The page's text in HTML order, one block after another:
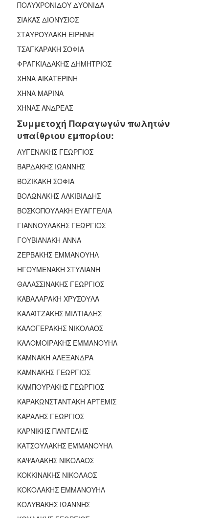
ΠΟΛΥΧΡΟΝΙΔΟΥ ΔΥΟΝΙΔΑ
ΣΙΑΚΑΣ ΔΙΟΝΥΣΙΟΣ
ΣΤΑΥΡΟΥΛΑΚΗ ΕΙΡΗΝΗ
ΤΣΑΓΚΑΡΑΚΗ ΣΟΦΙΑ
ΦΡΑΓΚΙΑΔΑΚΗΣ ΔΗΜΗΤΡΙΟΣ
ΧΗΝΑ ΑΙΚΑΤΕΡΙΝΗ
ΧΗΝΑ ΜΑΡΙΝΑ
ΧΗΝΑΣ ΑΝΔΡΕΑΣ
Συμμετοχή Παραγωγών πωλητών
υπαίθριου εμπορίου:
ΑΥΓΕΝΑΚΗΣ ΓΕΩΡΓΙΟΣ
ΒΑΡΔΑΚΗΣ ΙΩΑΝΝΗΣ
ΒΟΖΙΚΑΚΗ ΣΟΦΙΑ
ΒΟΛΩΝΑΚΗΣ ΑΛΚΙΒΙΑΔΗΣ
ΒΟΣΚΟΠΟΥΛΑΚΗ ΕΥΑΓΓΕΛΙΑ
ΓΙΑΝΝΟΥΛΑΚΗΣ ΓΕΩΡΓΙΟΣ
ΓΟΥΒΙΑΝΑΚΗ ΑΝΝΑ
ΖΕΡΒΑΚΗΣ ΕΜΜΑΝΟΥΗΛ
ΗΓΟΥΜΕΝΑΚΗ ΣΤΥΛΙΑΝΗ
ΘΑΛΑΣΣΙΝΑΚΗΣ ΓΕΩΡΓΙΟΣ
ΚΑΒΑΛΑΡΑΚΗ ΧΡΥΣΟΥΛΑ
ΚΑΛΑΪΤΖΑΚΗΣ ΜΙΛΤΙΑΔΗΣ
ΚΑΛΟΓΕΡΑΚΗΣ ΝΙΚΟΛΑΟΣ
ΚΑΛΟΜΟΙΡΑΚΗΣ ΕΜΜΑΝΟΥΗΛ
ΚΑΜΝΑΚΗ ΑΛΕΞΑΝΔΡΑ
ΚΑΜΝΑΚΗΣ ΓΕΩΡΓΙΟΣ
ΚΑΜΠΟΥΡΑΚΗΣ ΓΕΩΡΓΙΟΣ
ΚΑΡΑΚΩΝΣΤΑΝΤΑΚΗ ΑΡΤΕΜΙΣ
ΚΑΡΑΛΗΣ ΓΕΩΡΓΙΟΣ
ΚΑΡΝΙΚΗΣ ΠΑΝΤΕΛΗΣ
ΚΑΤΣΟΥΛΑΚΗΣ ΕΜΜΑΝΟΥΗΛ
ΚΑΨΑΛΑΚΗΣ ΝΙΚΟΛΑΟΣ
ΚΟΚΚΙΝΑΚΗΣ ΝΙΚΟΛΑΟΣ
ΚΟΚΟΛΑΚΗΣ ΕΜΜΑΝΟΥΗΛ
ΚΟΛΥΒΑΚΗΣ ΙΩΑΝΝΗΣ